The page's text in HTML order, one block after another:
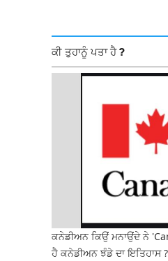
ਕੀ ਤੁਹਾਨੂੰ ਪਤਾ ਹੈ ?
ਕਨੇਡੀਅਨ ਕਿਉਂ ਮਨਾਉਂਦੇ ਨੇ
ਹੈ ਕਨੇਡੀਅਨ ਝੰਡੇ ਦਾ ਇਤਿਹਾਸ ?